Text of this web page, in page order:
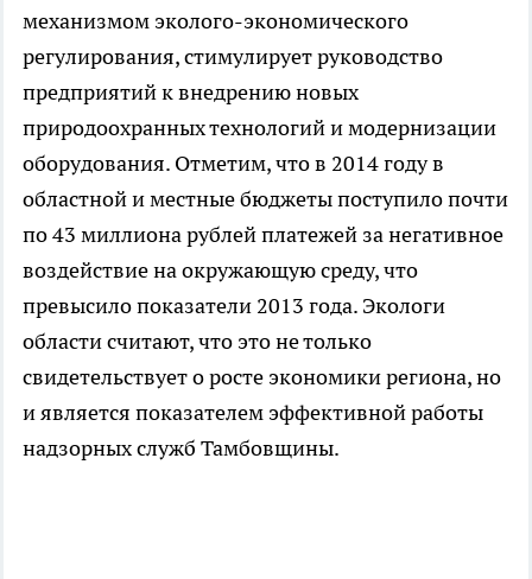
механизмом эколого-экономического
регулирования, стимулирует руководство
предприятий к внедрению новых
природоохранных технологий и модернизации
оборудования. Отметим, что в 2014 году в
областной и местные бюджеты поступило почти
по 43 миллиона рублей платежей за негативное
воздействие на окружающую среду, что
превысило показатели 2013 года. Экологи
области считают, что это не только
свидетельствует о росте экономики региона, но
и является показателем эффективной работы
надзорных служб Тамбовщины.